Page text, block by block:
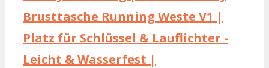
Brusttasche Running Weste V1 |
Platz für Schlüssel & Lauflichter -
Leicht & Wasserfest |